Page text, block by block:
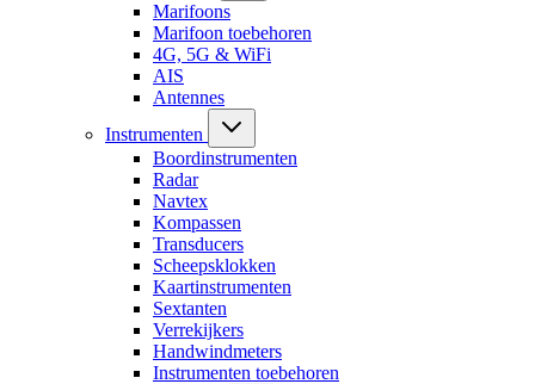
Marifoons
Marifoon toebehoren
4G, 5G & WiFi
AIS
Antennes
Instrumenten
Boordinstrumenten
Radar
Navtex
Kompassen
Transducers
Scheepsklokken
Kaartinstrumenten
Sextanten
Verrekijkers
Handwindmeters
Instrumenten toebehoren